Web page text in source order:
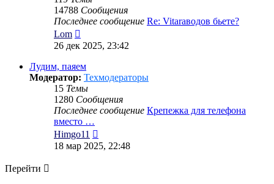
14788 Сообщения
Последнее сообщение Re: Vitaraводов бьете?
Lom
к
последнему
сообщению
26 дек 2025, 23:42
Лудим, паяем
Модератор: Техмодераторы
15 Темы
1280 Сообщения
Последнее сообщение Крепежка для телефона
вместо …
Himgo11
к
последнему
18 мар 2025, 22:48
Перейти